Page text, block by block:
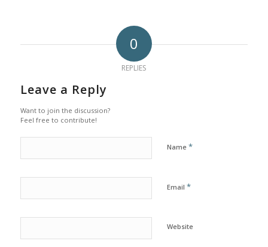
0
REPLIES
Leave a Reply
Want to join the discussion?
Feel free to contribute!
Name *
Email *
Website